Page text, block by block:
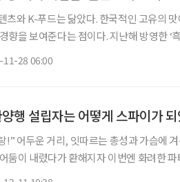
츠와 K-푸드는 닮았다. 한국적인 고유의
향을 보여준다는 점이다. 지난해 방영한 ‘
28 06:00
행 설립자는 어떻게 스파이가
그리고 쓰러지는 사람들. 무대
둠이 내렸다가 환해지자 이번엔 화려한